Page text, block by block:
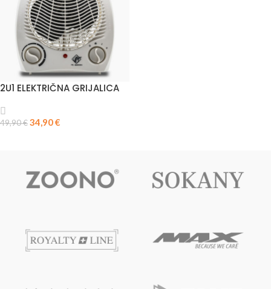
2U1 ELEKTRIČNA GRIJALICA
49,90€34,90€